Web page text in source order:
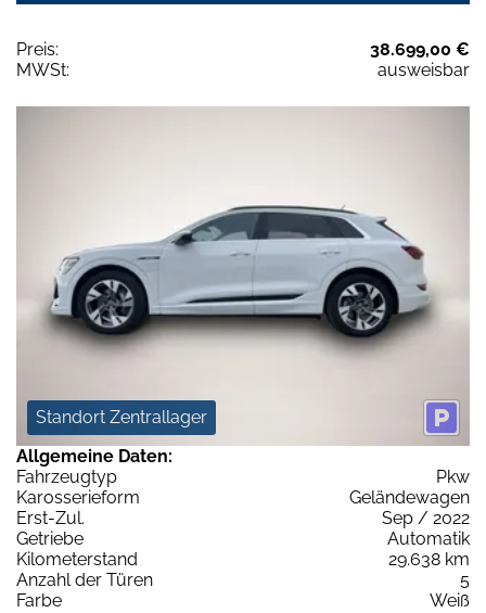
Preis:
38.699,00 €
MWSt:
ausweisbar
Standort Zentrallager
Allgemeine Daten:
Fahrzeugtyp
Pkw
Karosserieform
Geländewagen
Erst-Zul.
Sep / 2022
Getriebe
Automatik
Kilometerstand
29.638 km
Anzahl der Türen
5
Farbe
Weiß